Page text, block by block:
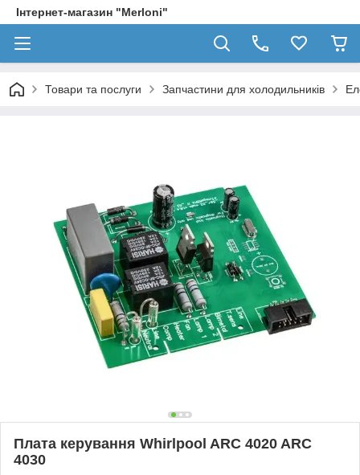
Інтернет-магазин "Merloni"
Товари та послуги Запчастини для холодильників
Плата керування Whirlpool ARC 4020 ARC
4030